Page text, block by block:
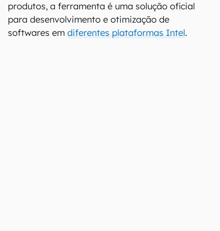
produtos, a ferramenta é uma solução oficial
para desenvolvimento e otimização de
softwares em diferentes plataformas Intel.